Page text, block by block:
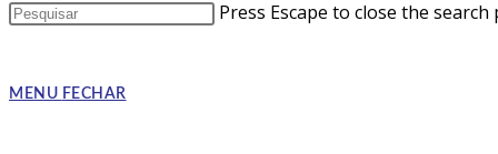
Press Escape to close the search
MENU FECHAR